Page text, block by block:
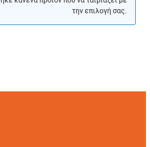
την επιλογή σας.